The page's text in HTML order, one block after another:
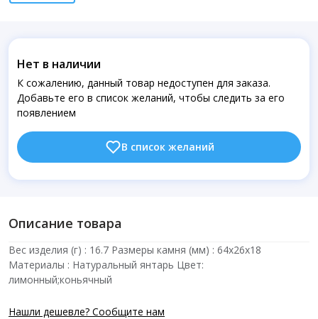
Нет в наличии
К сожалению, данный товар недоступен для заказа.
Добавьте его в список желаний, чтобы следить за его
появлением
В список желаний
Описание товара
Вес изделия (г) : 16.7 Размеры камня (мм) : 64х26х18
Материалы : Натуральный янтарь Цвет:
лимонный;коньячный
Нашли дешевле? Сообщите нам